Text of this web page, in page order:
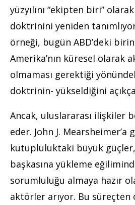
yüzyılını “ekipten biri”
doktrinini yeniden
örneği, bugün ABD’deki
Amerika’nın küresel olarak
olmaması gerektiği
doktrinin- yükseldiğini
Ancak, uluslararası ilişkiler
eder. John J.
kutupluluktaki büyük
başkasına yükleme
sorumluluğu almaya hazır
aktörler arıyor. Bu süreçten